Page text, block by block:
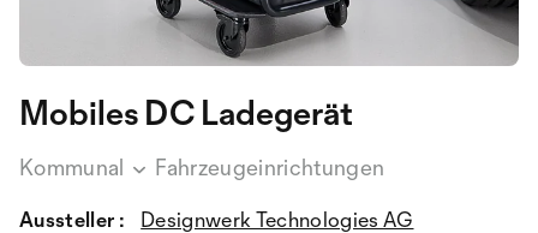
Mobiles DC Ladegerät
Kommunal Fahrzeugeinrichtungen
Aussteller :
Designwerk Technologies AG